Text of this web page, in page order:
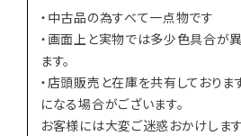
・中古品の為すべて一点物です
・画面上と実物では多少色具合が
ます。
・店頭販売と在庫を共有しており
になる場合がございます。
お客様には大変ご迷惑おかけしま